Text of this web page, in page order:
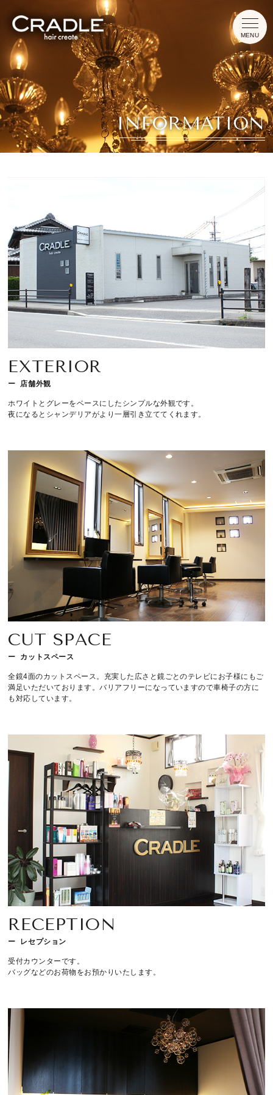
INFORMATION
EXTERIOR
店舗外観
ホワイトとグレーをベースにしたシンプルな外観です。
夜になるとシャンデリアがより一層引き立ててくれます。
CUT SPACE
カットスペース
全鏡4面のカットスペース。充実した広さと鏡ごとのテレビにお子様にもご
満足いただいております。バリアフリーになっていますので車椅子の方に
も対応しています。
RECEPTION
レセプション
受付カウンターです。
バッグなどのお荷物をお預かりいたします。
HOME
CONCEPT
TOPICS
RESERVATION
059-224-0570
〒514-0824 三重県津市神戸636-1